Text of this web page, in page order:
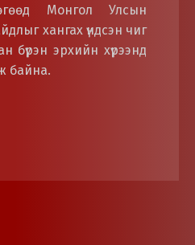
Монгол Улсын
хангах үндсэн чиг
бүрэн эрхийн хүрээнд
байна.